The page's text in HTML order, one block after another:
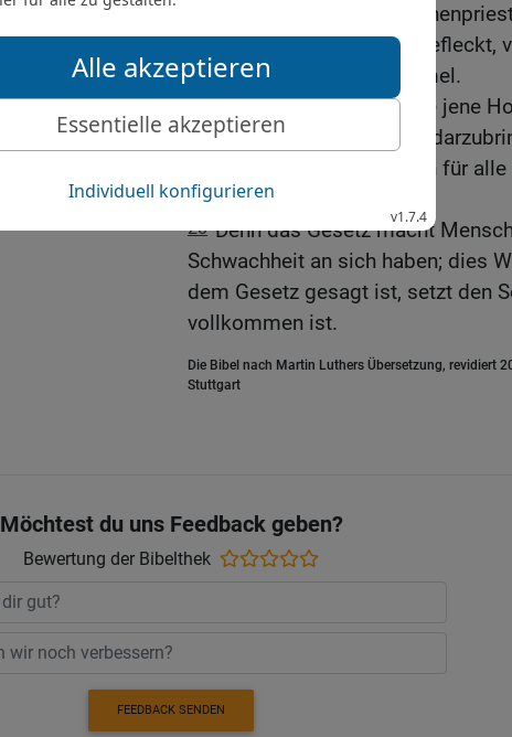
Denn einen solchen
der heilig, unschuldig, unbefleckt,
und höher ist als die Himmel.
27 Er hat es nicht nötig wie jene
die eigenen Sünden Opfer
Volkes; denn das hat er ein für
opferte.
28 Denn das Gesetz macht
Schwachheit an sich haben; dies
dem Gesetz gesagt ist, setzt den
vollkommen ist.
Die Bibel nach Martin Luthers Übersetzung, revidiert
Stuttgart
Möchtest du uns Feedback geben?
Bewertung der Bibelthek
FEEDBACK SENDEN